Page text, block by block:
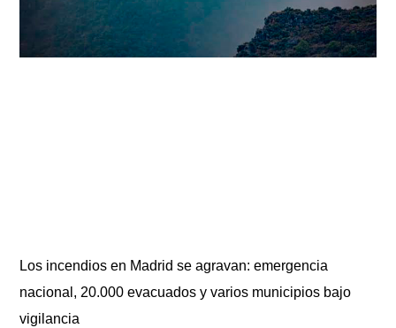
Los incendios en Madrid se agravan: emergencia
nacional, 20.000 evacuados y varios municipios bajo
vigilancia